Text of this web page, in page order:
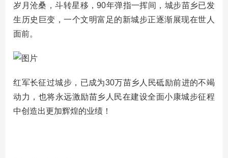
岁月沧桑，斗转星移，90年弹指一挥间，城步苗乡已发
生历史巨变，一个文明富足的新城步正逐渐展现在世人
面前。
红军长征过城步，已成为30万苗乡人民砥励前进的不竭
动力，也将永远激励苗乡人民在建设全面小康城步征程
中创造出更加辉煌的业绩！